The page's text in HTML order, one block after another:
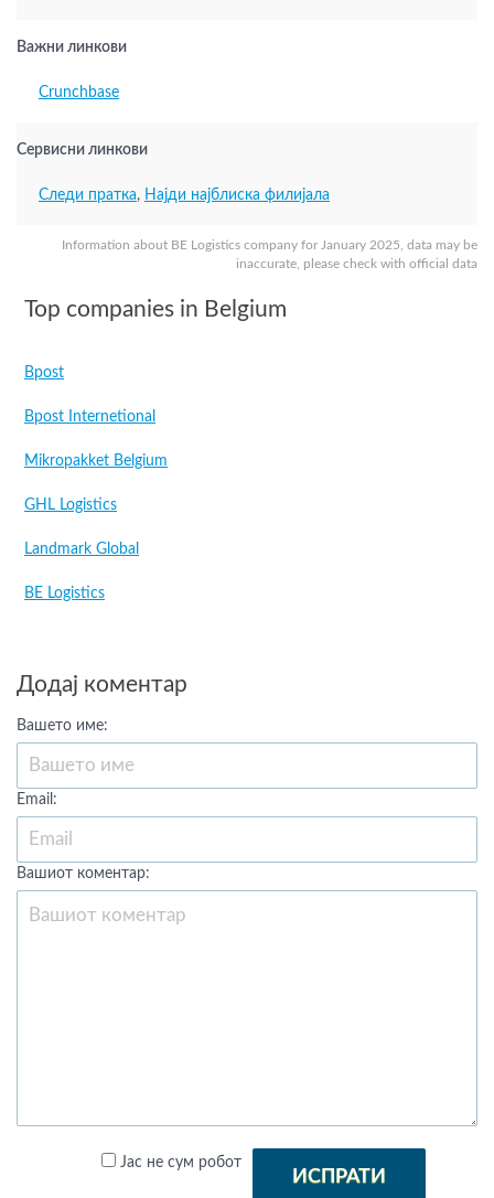
Information about BE Logistics company for January 2025, data may be
inaccurate, please check with official data
Важни линкови
Crunchbase
Сервисни линкови
Следи пратка, Најди најблиска филијала
Top companies in Belgium
Bpost
Bpost Internetional
Mikropakket Belgium
GHL Logistics
Landmark Global
BE Logistics
Додај коментар
Вашето име:
Email:
Вашиот коментар:
Јас не сум робот
ИСПРАТИ